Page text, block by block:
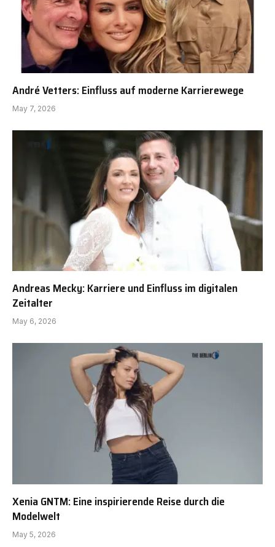
André Vetters: Einfluss auf moderne Karrierewege
May 7, 2026
Andreas Mecky: Karriere und Einfluss im digitalen
Zeitalter
May 6, 2026
Xenia GNTM: Eine inspirierende Reise durch die
Modelwelt
May 5, 2026